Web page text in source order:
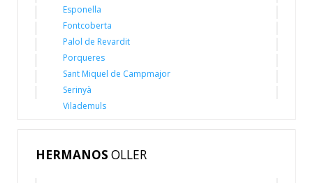
Esponella
Fontcoberta
Palol de Revardit
Porqueres
Sant Miquel de Campmajor
Serinyà
Vilademuls
HERMANOS OLLER